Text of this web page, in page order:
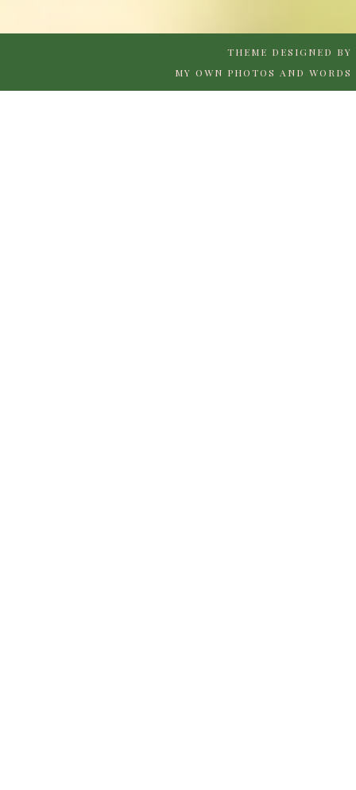
THEME DESIGNED BY
MY OWN PHOTOS AND